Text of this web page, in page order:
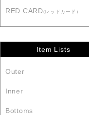
RED CARD(レッドカード)
Item Lists
Outer
Inner
Bottoms